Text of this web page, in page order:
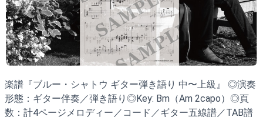
楽譜『ブルー・シャトウ ギター弾き語り 中〜上級』 ◎演奏
形態：ギター伴奏／弾き語り◎Key: Bm（Am 2capo）◎頁
数：計4ページメロディー／コード／ギター五線譜／TAB譜